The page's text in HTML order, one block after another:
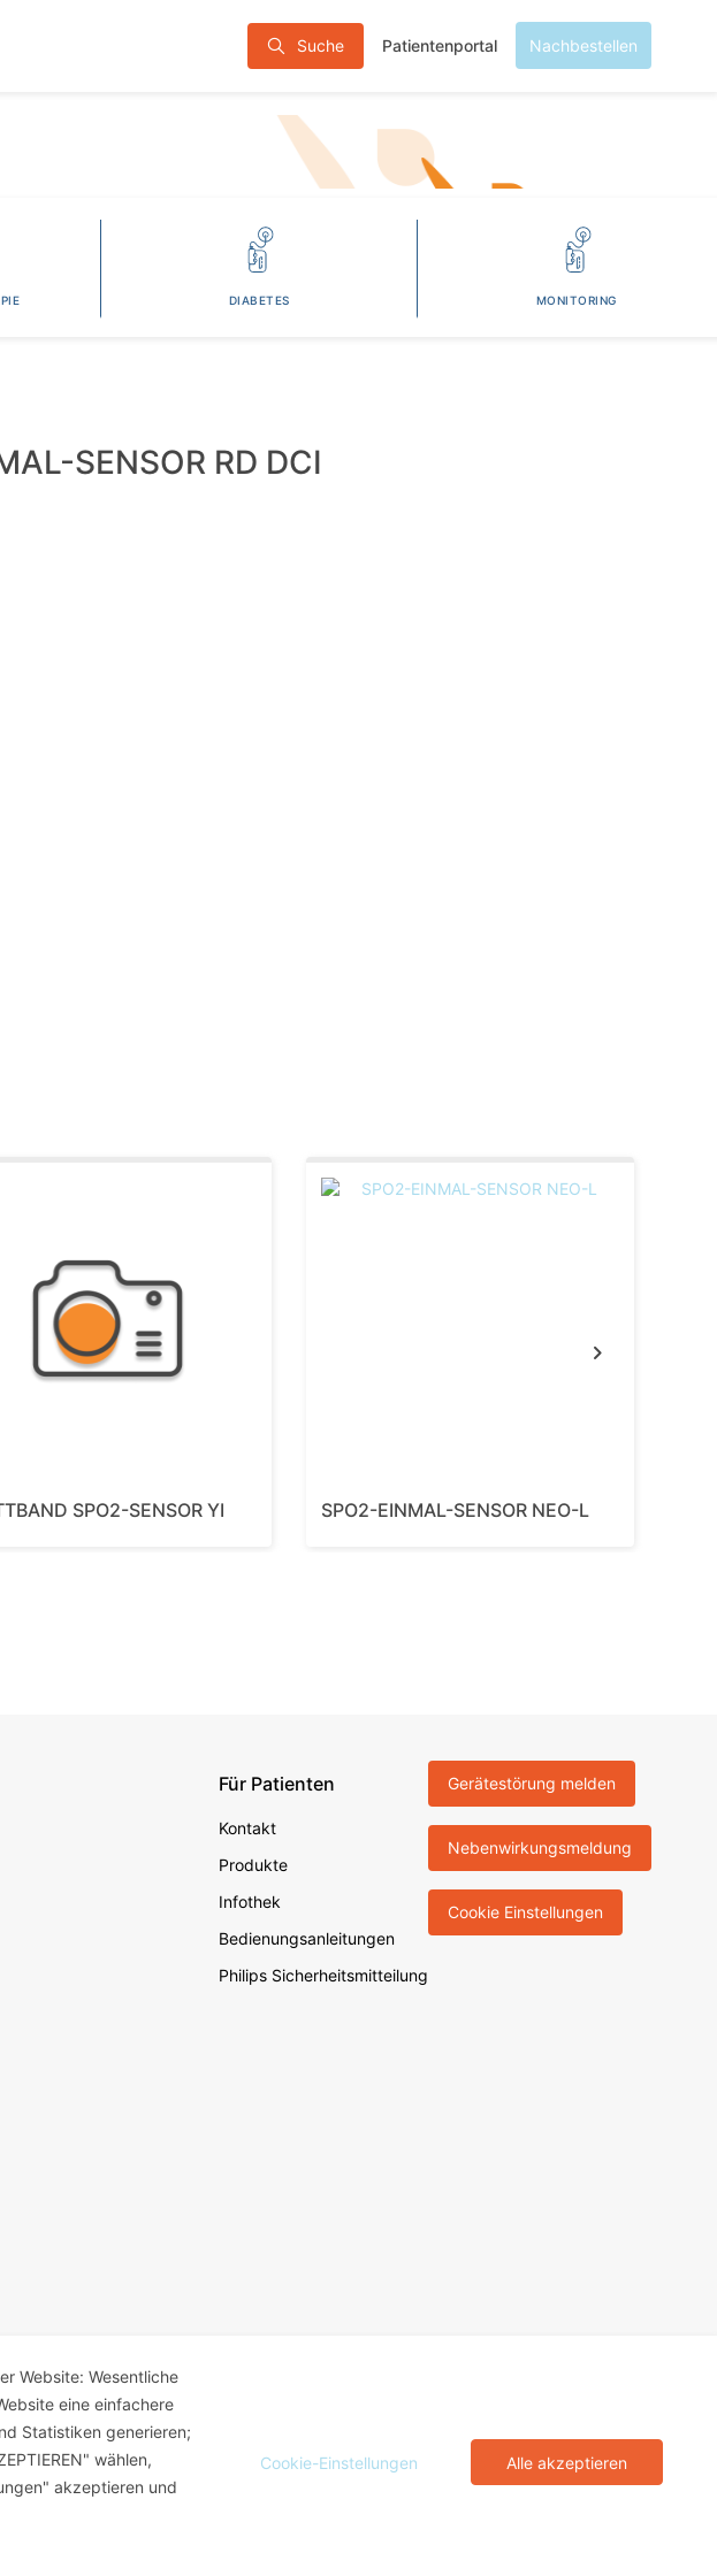
Suche Patientenportal Nachbestellen
DIABETES MONITORING
SENSOR RD DCI
SPO2-SENSOR YI SPO2-EINMAL-SENSOR NEO-L
Für Patienten
Kontakt
Produkte
Infothek
Bedienungsanleitungen
Philips Sicherheitsmitteilung
Gerätestörung melden
Nebenwirkungsmeldung
Cookie Einstellungen
Website: Wesentliche
eine einfachere
Statistiken generieren;
wählen,
akzeptieren und
Cookie-Einstellungen Alle akzeptieren